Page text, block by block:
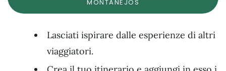
MONTANEJOS
Lasciati ispirare dalle esperienze di altri
viaggiatori.